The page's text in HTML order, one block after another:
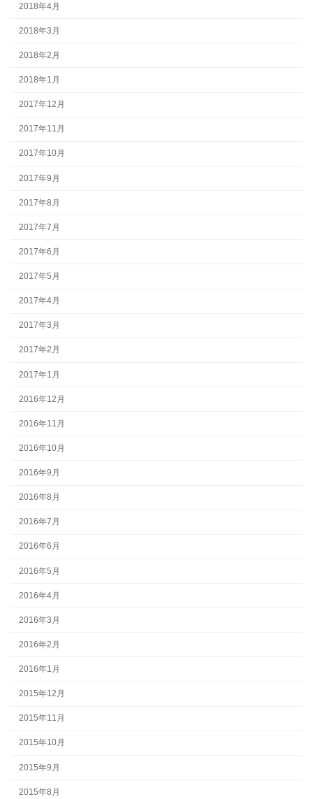
2018年4月
2018年3月
2018年2月
2018年1月
2017年12月
2017年11月
2017年10月
2017年9月
2017年8月
2017年7月
2017年6月
2017年5月
2017年4月
2017年3月
2017年2月
2017年1月
2016年12月
2016年11月
2016年10月
2016年9月
2016年8月
2016年7月
2016年6月
2016年5月
2016年4月
2016年3月
2016年2月
2016年1月
2015年12月
2015年11月
2015年10月
2015年9月
2015年8月